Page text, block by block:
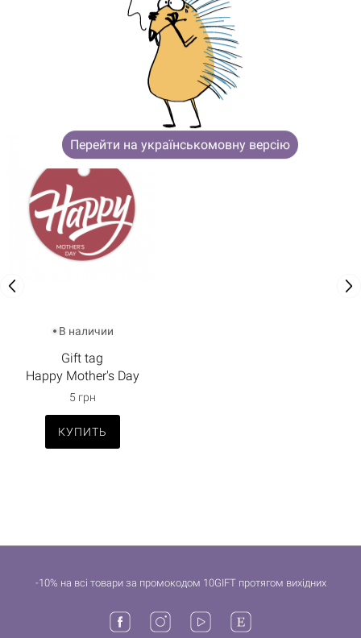
ВОЗМОЖНО, ТЕБЯ ТАКЖЕ
ЗАИНТЕРЕСУЮТ
В наличии
Gift tag
Happy Mother's Day
5 грн
КУПИТЬ
-10% на всі товари за промокодом 10GIFT протягом вихідних
Перейти на українськомовну версію
Корзина пуста